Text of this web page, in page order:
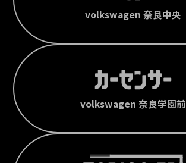
volkswagen 奈良中央
volkswagen 奈良学園前